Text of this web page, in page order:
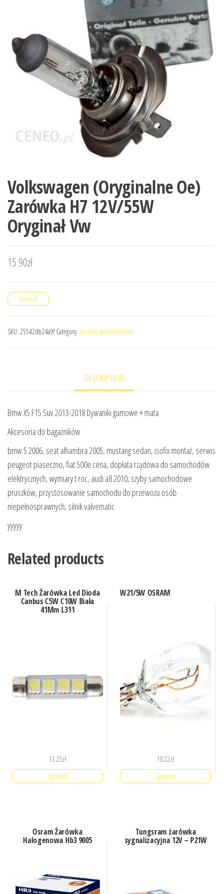
Volkswagen (Oryginalne Oe)
Zarówka H7 12V/55W
Oryginał Vw
15.90zł
Sprawdź
SKU: 25542db24a9f Category: Żarówki samochodowe
DESCRIPTION
Bmw X5 F15 Suv 2013-2018 Dywaniki gumowe + mata
Akcesoria do bagażników
bmw 5 2006, seat alhambra 2005, mustang sedan, isofix montaż, serwis
peugeot piaseczno, fiat 500e cena, dopłata rządowa do samochodów
elektrycznych, wymiary t roc, audi a8 2010, szyby samochodowe
pruszków, przystosowanie samochodu do przewozu osób
niepełnosprawnych, silnik valvematic
yyyyy
Related products
M Tech Żarówka Led Dioda
Canbus C5W C10W Biała
41Mm L311
13.25zł
Sprawdź
W21/5W OSRAM
10.22zł
Sprawdź
Osram Żarówka
Halogenowa Hb3 9005
Tungsram żarówka
sygnalizacyjna 12V – P21W